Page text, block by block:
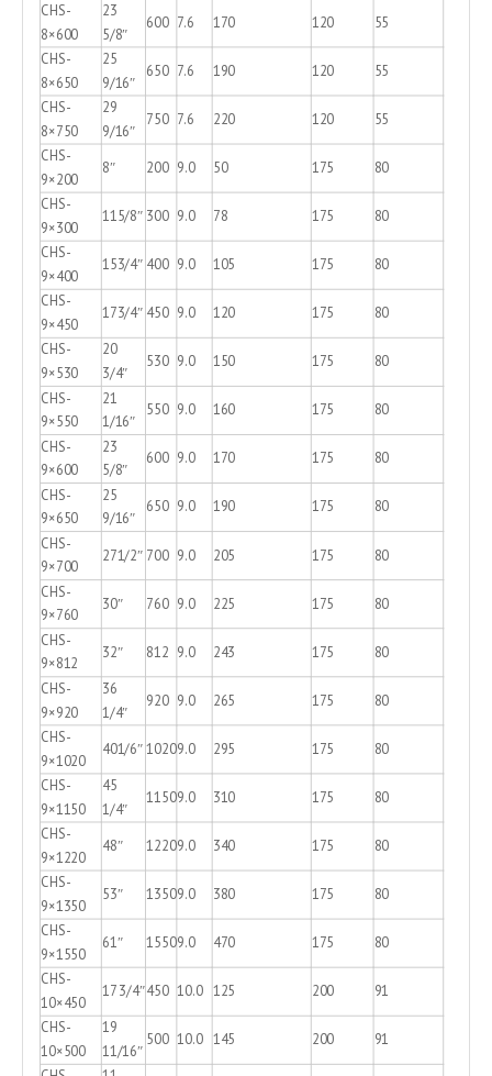
CHS-
8×600
23
5/8″
600 7.6 170 120 55
CHS-
8×650
25
9/16″
650 7.6 190 120 55
CHS-
8×750
29
9/16″
750 7.6 220 120 55
CHS-
9×200
8″ 200 9.0 50 175 80
CHS-
9×300
115/8″ 300 9.0 78 175 80
CHS-
9×400
153/4″ 400 9.0 105 175 80
CHS-
9×450
173/4″ 450 9.0 120 175 80
CHS-
9×530
20
3/4″
530 9.0 150 175
80
CHS-
9×550
21
1/16″
550 9.0 160 175 80
CHS-
9×600
23
5/8″
600 9.0 170 175 80
CHS-
9×650
25
9/16″
650 9.0 190 175 80
CHS-
9×700
271/2″ 700 9.0 205 175 80
CHS-
9×760
30″ 760 9.0 225 175 80
CHS-
9×812
32″ 812 9.0 243 175 80
CHS-
9×920
36
1/4″
920 9.0 265 175 80
CHS-
9×1020
401/6″10209.0 295 175 80
CHS-
9×1150
45
1/4″
11509.0 310 175 80
CHS-
9×1220
48″ 12209.0 340 175 80
CHS-
9×1350
53″ 13509.0 380 175 80
CHS-
9×1550
61″ 15509.0 470 175 80
CHS-
10×450
17 3/4″450 10.0 125 200 91
CHS-
10×500
19
11/16″
500 10.0 145 200 91